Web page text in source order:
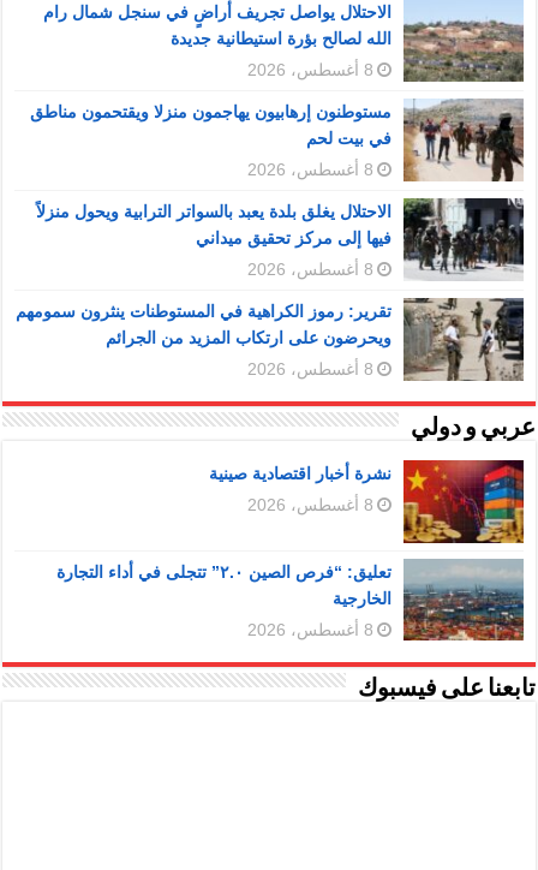
الاحتلال يواصل تجريف أراضٍ في سنجل شمال رام
الله لصالح بؤرة استيطانية جديدة
8 أغسطس، 2026
مستوطنون إرهابيون يهاجمون منزلا ويقتحمون مناطق
في بيت لحم
8 أغسطس، 2026
الاحتلال يغلق بلدة يعبد بالسواتر الترابية ويحول منزلاً
فيها إلى مركز تحقيق ميداني
8 أغسطس، 2026
تقرير: رموز الكراهية في المستوطنات ينثرون سمومهم
ويحرضون على ارتكاب المزيد من الجرائم
8 أغسطس، 2026
عربي و دولي
نشرة أخبار اقتصادية صينية
8 أغسطس، 2026
تعليق: “فرص الصين ٢.٠” تتجلى في أداء التجارة
الخارجية
8 أغسطس، 2026
تابعنا على فيسبوك